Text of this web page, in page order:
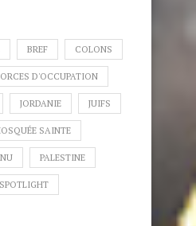
BREF COLONS
D'OCCUPATION
JORDANIE JUIFS
SAINTE
PALESTINE
SPOTLIGHT